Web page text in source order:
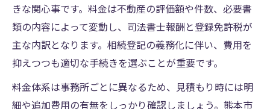
きな関心事です。料金は不動産の評価額や件数、必要書
類の内容によって変動し、司法書士報酬と登録免許税が
主な内訳となります。相続登記の義務化に伴い、費用を
抑えつつも適切な手続きを選ぶことが重要です。
料金体系は事務所ごとに異なるため、見積もり時には明
細や追加費用の有無をしっかり確認しましょう。熊本市